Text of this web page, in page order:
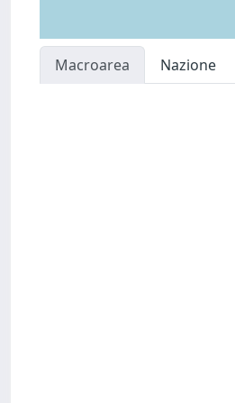
Macroarea Nazione